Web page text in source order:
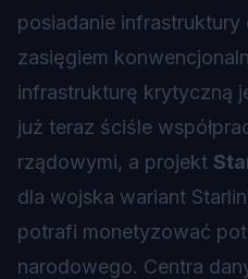
posiadanie
zasięgiem
infrastrukturę krytyczną
już teraz ściśle
rządowymi, a projekt
dla wojska wariant
potrafi monetyzować
narodowego. Centra